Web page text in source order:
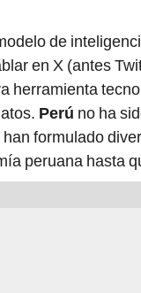
de
en X (antes
herramienta
Perú no ha
formulado
peruana hasta